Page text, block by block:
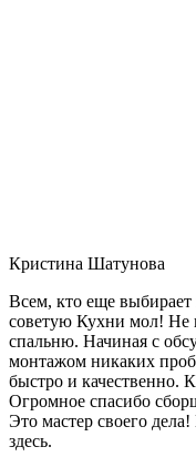
Кристина Шатунова
Всем, кто еще
советую Кухни мол! Не
спальню. Начиная с
монтажом никаких
быстро и качественно.
Огромное спасибо
Это мастер своего
здесь.